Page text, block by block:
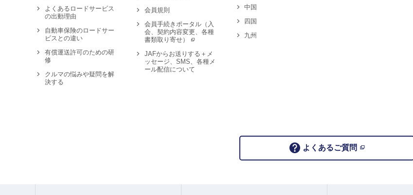
よくあるロードサービス
の出動理由
自動車保険のロードサー
ビスとの違い
有償運送許可のための研
修
クルマの悩みや疑問を解
決する
会員規則
会員手続きポータル（入
会、契約内容変更、各種
書類取り寄せ）
JAFからお送りする＋メ
ッセージ、SMS、各種メ
ール配信について
中国
四国
九州
よくあるご質問